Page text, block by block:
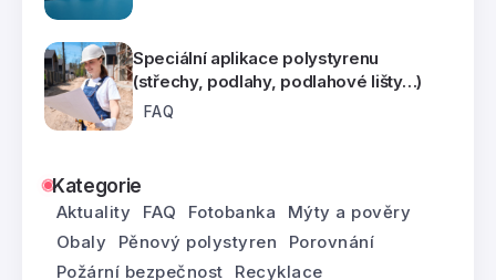
Speciální aplikace polystyrenu
(střechy, podlahy, podlahové lišty…)
FAQ
Kategorie
Aktuality FAQ Fotobanka
Mýty a pověry
Obaly
Pěnový polystyren
Porovnání
Požární bezpečnost
Recyklace